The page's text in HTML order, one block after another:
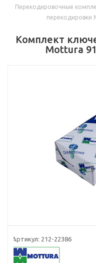
Перекодировочные
перекодировки
Комплект
Mottura
Артикул: 212-22386